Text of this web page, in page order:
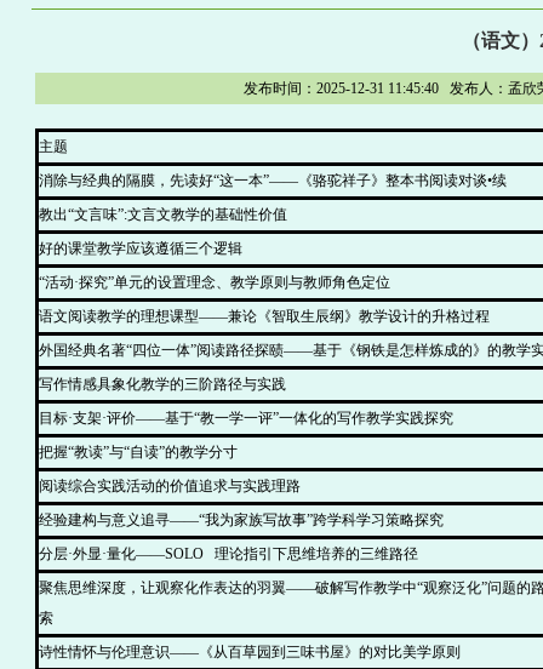
（语文
发布时间：2025-12-31 11:45:40 发布人：
主题
消除与经典的隔膜，先读好“这一本”——《骆驼祥子》整本书阅读对谈•续
教出“文言味”:文言文教学的基础性价值
好的课堂教学应该遵循三个逻辑
“活动·探究”单元的设置理念、教学原则与教师角色定位
语文阅读教学的理想课型——兼论《智取生辰纲》教学设计的升格过程
外国经典名著“四位一体”阅读路径探赜——基于《钢铁是怎样炼成的》的教学
写作情感具象化教学的三阶路径与实践
目标·支架·评价——基于“教一学一评”一体化的写作教学实践探究
把握“教读”与“自读”的教学分寸
阅读综合实践活动的价值追求与实践理路
经验建构与意义追寻——“我为家族写故事”跨学科学习策略探究
分层·外显·量化——SOLO 理论指引下思维培养的三维路径
聚焦思维深度，让观察化作表达的羽翼——破解写作教学中“观察泛化”问题的
索
诗性情怀与伦理意识——《从百草园到三味书屋》的对比美学原则